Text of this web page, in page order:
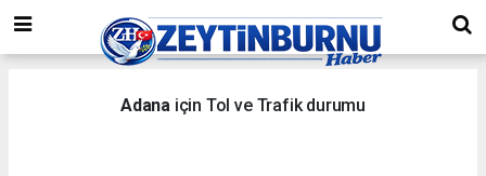
Adana için Tol ve Trafik durumu